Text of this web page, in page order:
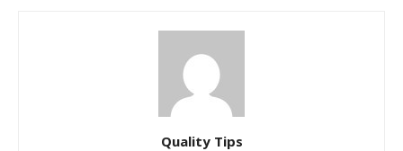
Quality Tips